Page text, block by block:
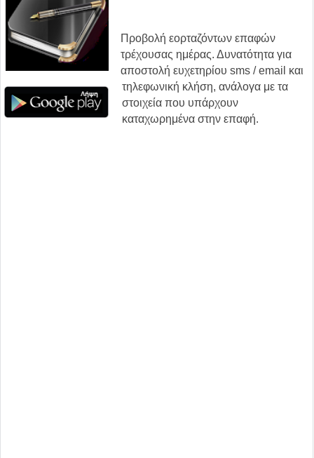
Προβολή εορταζόντων επαφών
τρέχουσας ημέρας. Δυνατότητα για
αποστολή ευχετηρίου sms / email και
τηλεφωνική κλήση, ανάλογα με τα
στοιχεία που υπάρχουν
καταχωρημένα στην επαφή.